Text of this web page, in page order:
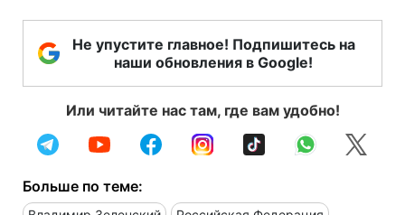
Не упустите главное! Подпишитесь на
наши обновления в Google!
Или читайте нас там, где вам удобно!
Больше по теме: